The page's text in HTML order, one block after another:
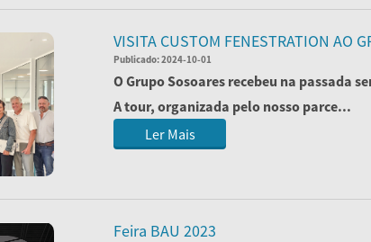
VISITA CUSTOM FENESTRATION AO
Publicado:2024-10-01
O Grupo Sosoares recebeu na passada
A tour, organizada pelo nosso parce...
Ler Mais
Feira BAU 2023